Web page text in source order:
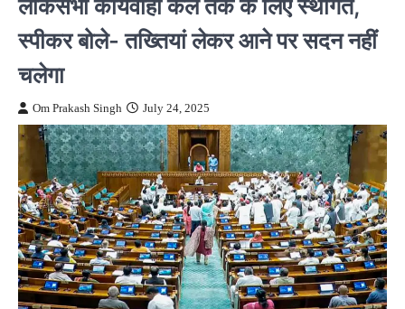
स्पीकर बोले- तख्तियां लेकर आने पर सदन नहीं
चलेगा
Om Prakash Singh July 24, 2025